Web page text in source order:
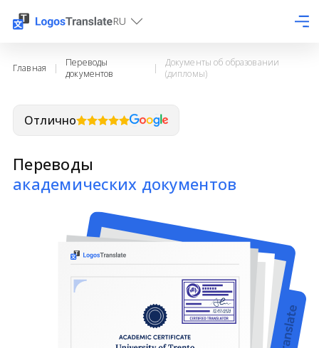
RU
Главная |
Переводы
документов
|
Документы об образовании
(дипломы)
Отлично
Переводы
академических документов